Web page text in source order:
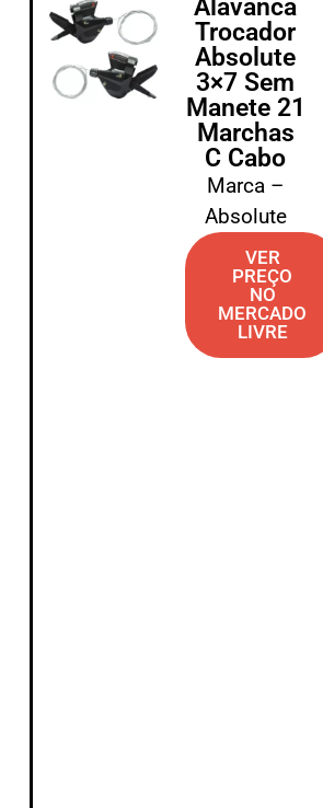
Alavanca
Trocador
Absolute
3×7 Sem
Manete 21
Marchas
C Cabo
Marca –
Absolute
VER
PREÇO
NO
MERCADO
LIVRE